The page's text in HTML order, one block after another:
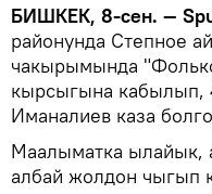
БИШКЕК, 8-сен. —
районунда Степное
чакырымында
кырсыгына кабылып,
Иманалиев каза
Маалыматка ылайык,
албай жолдон чыгып